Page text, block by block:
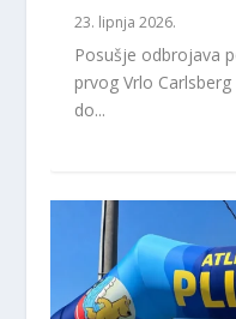
23. lipnja 2026.
Posušje odbrojava
prvog Vrlo
do...